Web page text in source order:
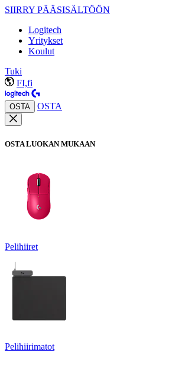
SIIRRY PÄÄSISÄLTÖÖN
Logitech
Yritykset
Koulut
Tuki
FI,fi
OSTA OSTA
OSTA LUOKAN MUKAAN
Pelihiiret
Pelihiirimatot